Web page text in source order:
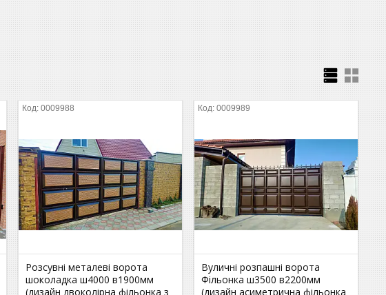
0009988
Розсувні металеві ворота
шоколадка ш4000 в1900мм
(дизайн двоколірна фільонка з
0009989
Вуличні розпашні ворота
Фільонка ш3500 в2200мм
(дизайн асиметрична фільонка